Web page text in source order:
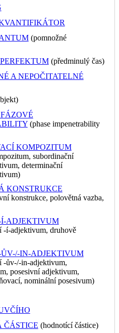
(pomnožné
(předminulý čas)
A NEPOČITATELNÉ
(phase impenetrability
KOMPOZITUM
subordinační
determinační
KONSTRUKCE
konstrukce, polovětná vazba,
Í-ADJEKTIVUM
-í-adjektivum, druhově
ŮV-/-IN-ADJEKTIVUM
-ův-/-in-adjektivum,
posesivní adjektivum,
nominální posesivum)
ČÁSTICE (hodnotící částice)